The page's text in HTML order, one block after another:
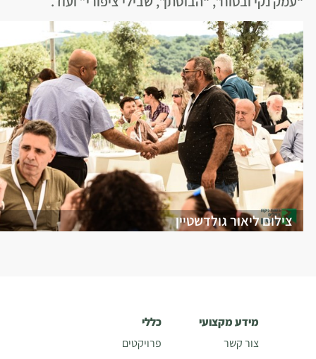
צילום ליאור גולדשטיין
כללי
פרויקטים
מידע מקצועי
צור קשר